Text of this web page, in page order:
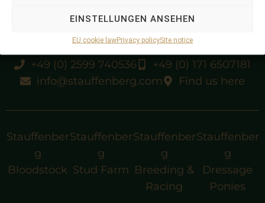
EINSTELLUNGEN ANSEHEN
EU cookie lawPrivacy policySite notice
+49 (0) 2599 740536
+49 (0) 171 6507181
info@stauffenberg.com
Find us here
Stauffenber
g
Bloodstock
Stauffenber
g
Stud Farm
Stauffenber
g
Breeding &
Racing
Stauffenber
g
Dressage
Ponies